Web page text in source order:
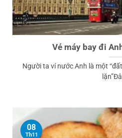
Vé máy bay đi
Người ta ví nước Anh là một
08
Th11